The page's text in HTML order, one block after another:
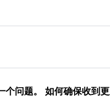
问题。 如何确保收到更